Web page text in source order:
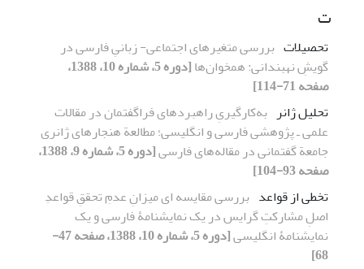
ت
تحصیلات بررسی متغیرهای اجتماعی- زبانیِ فارسی در
گویشِ نهبندانی: همخوان‌ها
[دوره 5، شماره 10، 1388،
صفحه 71-114]
تحلیل ژانر به‌کارگیریِ راهبردهای فراگفتمان در مقالات
علمی ـ پژوهشی فارسی و انگلیسی؛ مطالعة هنجارهای ژانری
جامعة گفتمانی در مقاله‌های فارسی
[دوره 5، شماره 9، 1388،
صفحه 93-104]
تخطی از قواعد بررسی مقایسه ای میزانِ عدمِ تحققِ قواعدِ
اصلِ مشارکتِ گرایس در یک نمایشنامۀ فارسی و یک
نمایشنامۀ انگلیسی
[دوره 5، شماره 10، 1388، صفحه 47-
68]